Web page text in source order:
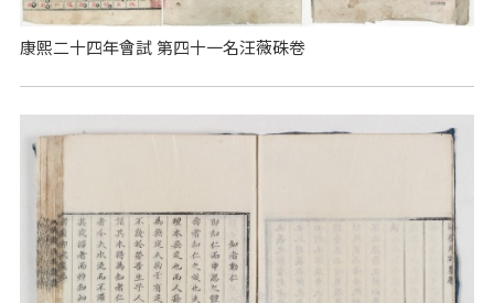
康熙二十四年會試 第四十一名汪薇硃卷